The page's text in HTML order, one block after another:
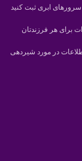
ابری ثبت کنید
برای هر فرزندتان
در مورد شیردهی